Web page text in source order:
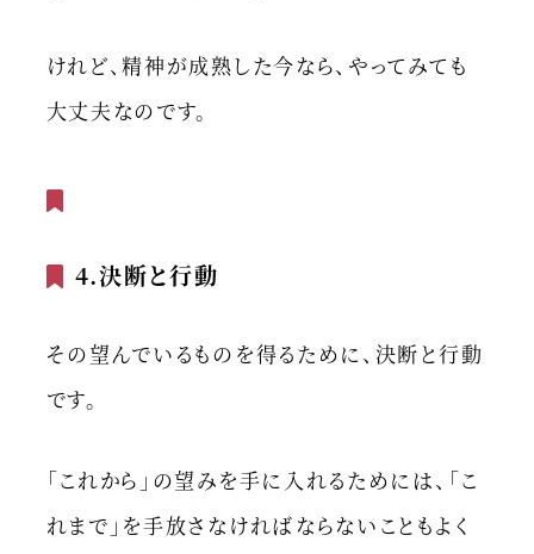
けれど、精神が成熟した今なら、やってみても
大丈夫なのです。
4.決断と行動
その望んでいるものを得るために、決断と行動
です。
「これから」の望みを手に入れるためには、「こ
れまで」を手放さなければならないこともよく